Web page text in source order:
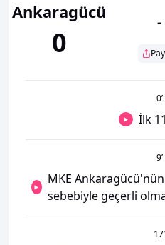
Ankaragücü
0
-
0’
İlk
9’
MKE
sebebiyle geçerli
17’